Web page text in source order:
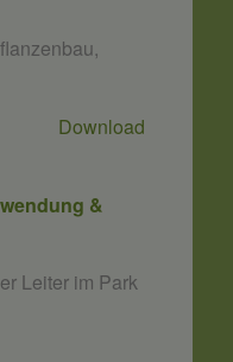
Download
&
Leiter im Park